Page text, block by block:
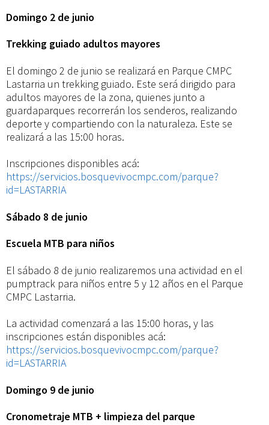
Domingo 2 de junio
Trekking guiado adultos mayores
El domingo 2 de junio se realizará en Parque CMPC
Lastarria un trekking guiado. Este será dirigido para
adultos mayores de la zona, quienes junto a
guardaparques recorrerán los senderos, realizando
deporte y compartiendo con la naturaleza. Este se
realizará a las 15:00 horas.
Inscripciones disponibles acá:
https://servicios.bosquevivocmpc.com/parque?
id=LASTARRIA
Sábado 8 de junio
Escuela MTB para niños
El sábado 8 de junio realizaremos una actividad en el
pumptrack para niños entre 5 y 12 años en el Parque
CMPC Lastarria.
La actividad comenzará a las 15:00 horas, y las
inscripciones están disponibles acá:
https://servicios.bosquevivocmpc.com/parque?
id=LASTARRIA
Domingo 9 de junio
Cronometraje MTB + limpieza del parque